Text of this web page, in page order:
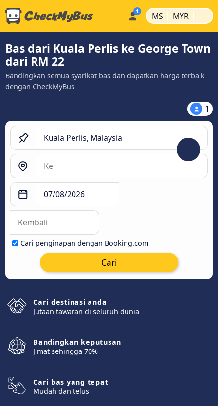
MS | MYR |
Bas dari Kuala Perlis ke George Town
dari RM 22
Bandingkan semua syarikat bas dan dapatkan harga terbaik
dengan CheckMyBus
1
Cari penginapan dengan Booking.com
Cari
Cari destinasi anda
Jutaan tawaran di seluruh dunia
Bandingkan keputusan
Jimat sehingga 70%
Cari bas yang tepat
Mudah dan telus